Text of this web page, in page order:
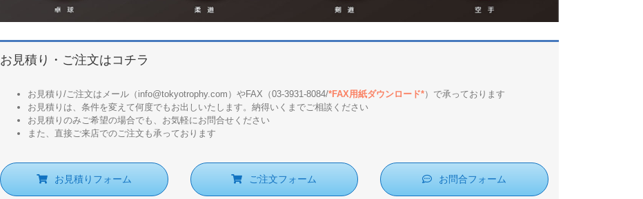
お見積り・ご注文はコチラ
お見積り/ご注文はメール（info@tokyotrophy.com）やFAX（03-3931-8084/*FAX用紙ダウンロード*）で承っております
お見積りは、条件を変えて何度でもお出しいたします。納得いくまでご相談ください
お見積りのみご希望の場合でも、お気軽にお問合せください
また、直接ご来店でのご注文も承っております
お見積りフォーム ご注文フォーム お問合フォーム